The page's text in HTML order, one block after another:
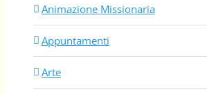
Animazione Missionaria
Appuntamenti
Arte